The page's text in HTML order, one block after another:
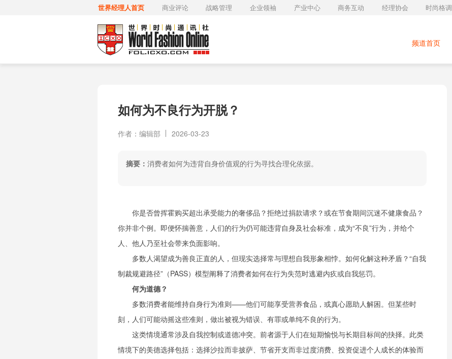
世界经理人首页 商业评论 战略管理 企业领袖 产业中心 商务互动 经理协会 时尚格调
频道首页
如何为不良行为开脱？
作者：编辑部 2026-03-23
摘要： 消费者如何为违背自身价值观的行为寻找合理化依据。
你是否曾挥霍购买超出承受能力的奢侈品？拒绝过捐款请求？或在节食期间沉迷不健康食品？
你并非个例。即便怀揣善意，人们的行为仍可能违背自身及社会标准，成为“不良”行为，并给个
人、他人乃至社会带来负面影响。
多数人渴望成为善良正直的人，但现实选择常与理想自我形象相悖。如何化解这种矛盾？“自我
制裁规避路径”（PASS）模型阐释了消费者如何在行为失范时逃避内疚或自我惩罚。
何为道德？
多数消费者能维持自身行为准则——他们可能享受营养食品，或真心愿助人解困。但某些时
刻，人们可能动摇这些准则，做出被视为错误、有罪或单纯不良的行为。
这类情境通常涉及自我控制或道德冲突。前者源于人们在短期愉悦与长期目标间的抉择。此类
情境下的美德选择包括：选择沙拉而非披萨、节省开支而非过度消费、投资促进个人成长的体验而